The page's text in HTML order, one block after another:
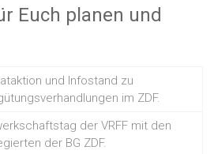
Euch planen und
und Infostand zu
im ZDF.
der VRFF mit den
der BG ZDF.